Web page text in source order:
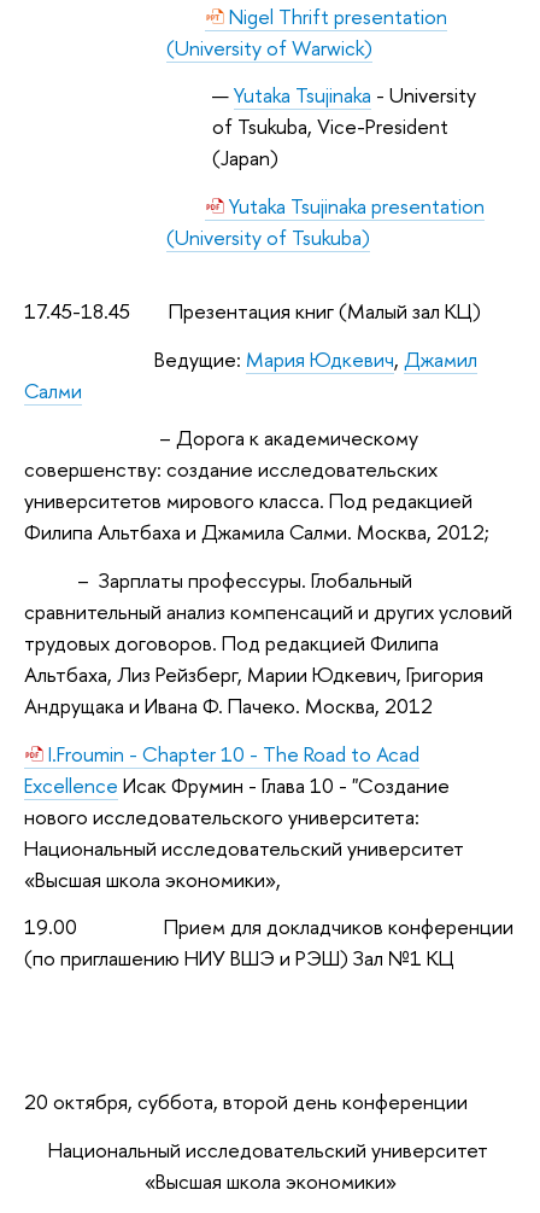
Nigel Thrift presentation
(University of Warwick)
Yutaka Tsujinaka - University
of Tsukuba, Vice-President
(Japan)
Yutaka Tsujinaka presentation
(University of Tsukuba)
17.45-18.45 Презентация книг (Малый зал КЦ)
Ведущие: Мария Юдкевич, Джамил
Салми
– Дорога к академическому
совершенству: создание исследовательских
университетов мирового класса. Под редакцией
Филипа Альтбаха и Джамила Салми. Москва, 2012;
– Зарплаты профессуры. Глобальный
сравнительный анализ компенсаций и других условий
трудовых договоров. Под редакцией Филипа
Альтбаха, Лиз Рейзберг, Марии Юдкевич, Григория
Андрущака и Ивана Ф. Пачеко. Москва, 2012
I.Froumin - Chapter 10 - The Road to Acad
Excellence Исак Фрумин - Глава 10 - "Создание
нового исследовательского университета:
Национальный исследовательский университет
«Высшая школа экономики»,
19.00 Прием для докладчиков конференции
(по приглашению НИУ ВШЭ и РЭШ) Зал №1 КЦ
20 октября, суббота, второй день конференции
Национальный исследовательский университет
«Высшая школа экономики»